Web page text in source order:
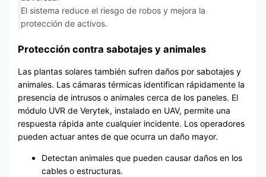
El sistema reduce el riesgo de robos y mejora la
protección de activos.
Protección contra sabotajes y animales
Las plantas solares también sufren daños por sabotajes y
animales. Las cámaras térmicas identifican rápidamente la
presencia de intrusos o animales cerca de los paneles. El
módulo UVR de Verytek, instalado en UAV, permite una
respuesta rápida ante cualquier incidente. Los operadores
pueden actuar antes de que ocurra un daño mayor.
Detectan animales que pueden causar daños en los
cables o estructuras.